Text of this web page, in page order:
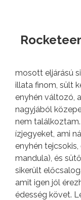
mosott eljárású
illata finom, sült
enyhén változó,
nagyjából
nem
ízjegyeket, ami
enyhén
mandula), és
sikerült
amit igen jól
édesség követ.